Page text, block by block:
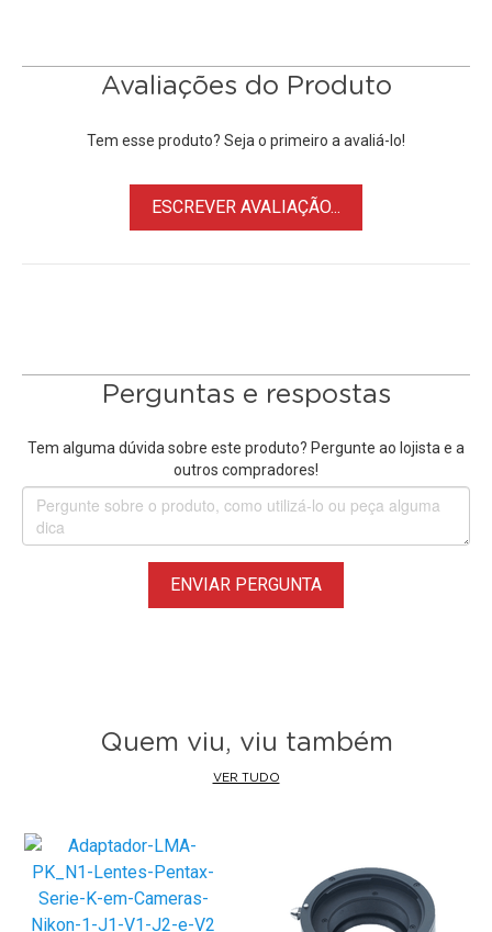
• Adapta-se em Câmeras Canon EOS EF
• Suporta Foco Manual, ótimo desempenho
Avaliações do Produto
Tem esse produto? Seja o primeiro a avaliá-lo!
ESCREVER AVALIAÇÃO...
Perguntas e respostas
Tem alguma dúvida sobre este produto? Pergunte ao lojista e a
outros compradores!
ENVIAR PERGUNTA
Quem viu, viu também
VER TUDO